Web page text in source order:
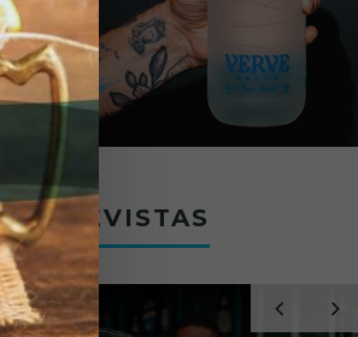
ENTREVISTAS